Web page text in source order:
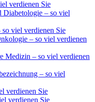
verdienen Sie
Diabetologie – so viel
viel verdienen Sie
– so viel verdienen
Medizin – so viel verdienen
– so viel
verdienen Sie
verdienen Sie